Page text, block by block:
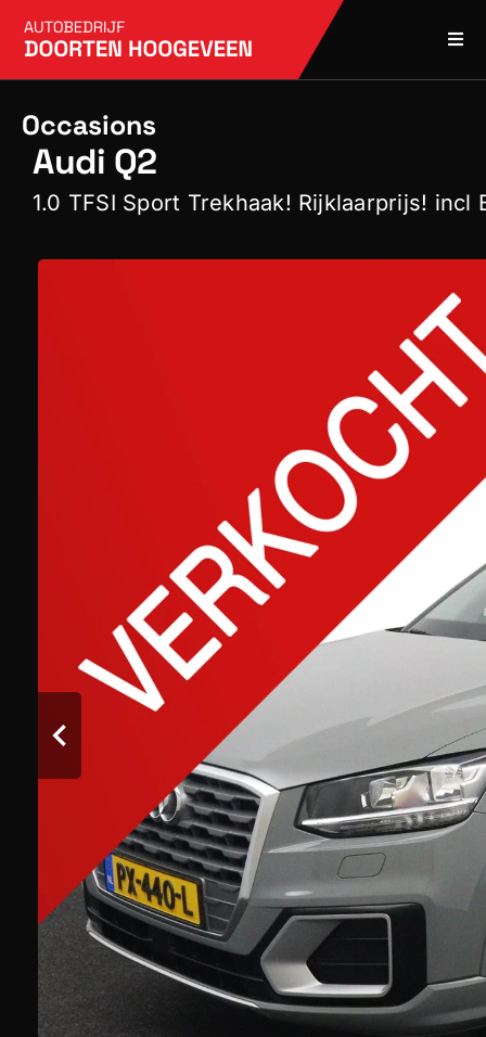
Over ons
Occasions bekijken
Contact opnemen
Occasions
Audi Q2
1.0 TFSI Sport Trekhaak! Rijklaarprijs! incl